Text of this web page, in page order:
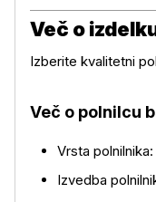
Več o
Izberite kvalitetni
Več o polnilcu
Vrsta
Izvedba